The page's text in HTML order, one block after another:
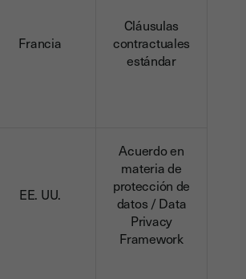
Francia
Cláusulas
contractuales
estándar
EE. UU.
Acuerdo en
materia de
protección de
datos / Data
Privacy
Framework